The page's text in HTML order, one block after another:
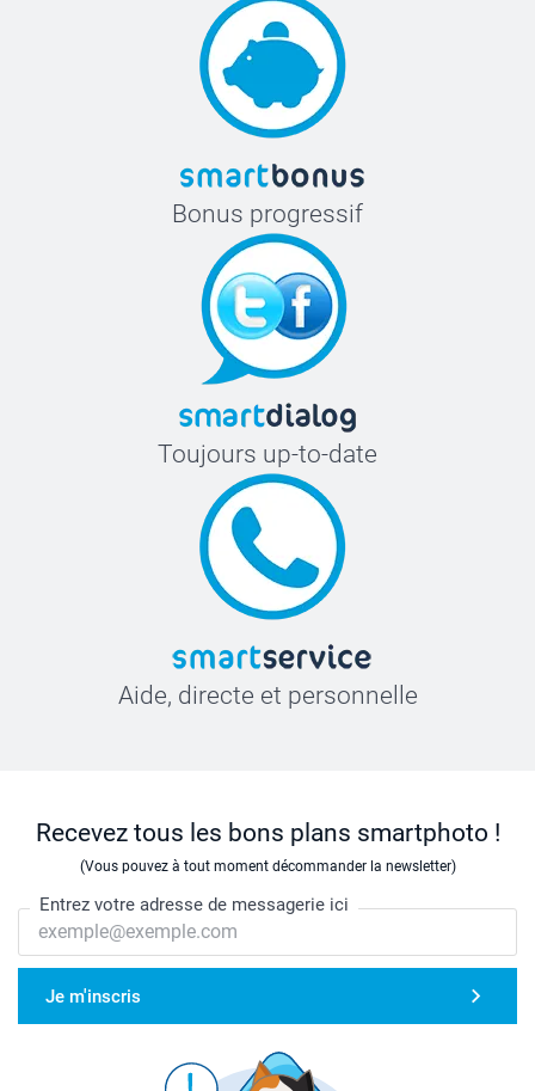
Bonus progressif
Toujours up-to-date
Aide, directe et personnelle
Recevez tous les bons plans smartphoto !
(Vous pouvez à tout moment décommander la newsletter)
Entrez votre adresse de messagerie ici
Je m'inscris